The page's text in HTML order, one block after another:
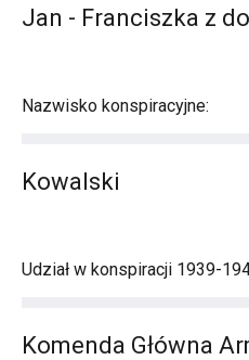
Jan - Franciszka z
Nazwisko konspiracyjne:
Kowalski
Udział w konspiracji 1939-
Komenda Główna